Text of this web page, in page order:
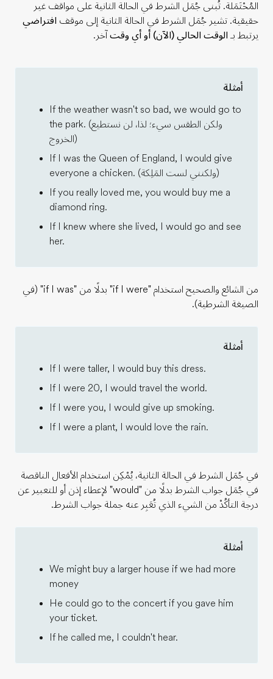
المُحْتَمَلة. تُبنى جُمَل الشرط في الحالة الثانية على مواقف غير
حقيقية. تشير جُمَل الشرط في الحالة الثانية إلى موقف افتراضي
يرتبط بـ الوقت الحالي (الآن) أو أي وقت آخر.
أمثلة
If the weather wasn't so bad, we would go to
the park. (ولكن الطقس سيء؛ لذا، لن نستطيع
الخروج)
If I was the Queen of England, I would give
everyone a chicken. (ولكنني لست المَلِكة)
If you really loved me, you would buy me a
diamond ring.
If I knew where she lived, I would go and see
her.
من الشائع والصحيح استخدام "if I were" بدلًا من "if I was" (في
الصيغة الشرطية).
أمثلة
If I were taller, I would buy this dress.
If I were 20, I would travel the world.
If I were you, I would give up smoking.
If I were a plant, I would love the rain.
في جُمَل الشرط في الحالة الثانية، يُمْكِن استخدام الأفعال الناقصة
في جُمَل جواب الشرط بدلًا من "would" لإعطاء إذن أو للتعبير عن
درجة التأكُدْ من الشيء الذي تُعَبِر عنه جملة جواب الشرط.
أمثلة
We might buy a larger house if we had more
money
He could go to the concert if you gave him
your ticket.
If he called me, I couldn't hear.